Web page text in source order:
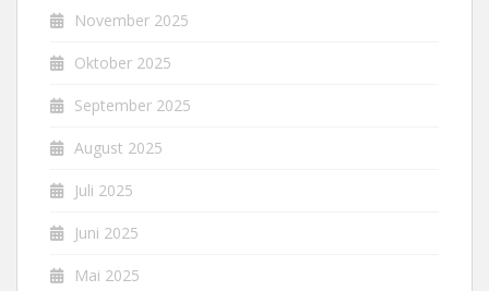
November 2025
Oktober 2025
September 2025
August 2025
Juli 2025
Juni 2025
Mai 2025